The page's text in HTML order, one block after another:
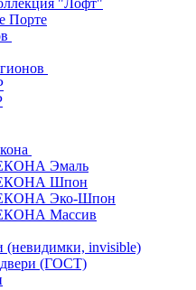
"Лофт"
Порте
Эмаль
Шпон
Эко-Шпон
Массив
(невидимки, invisible)
(ГОСТ)